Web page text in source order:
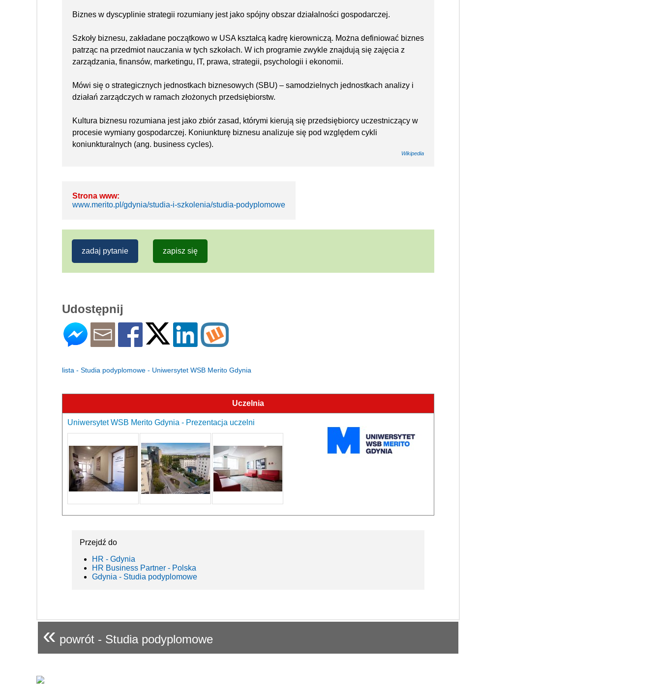
Biznes w dyscyplinie strategii rozumiany jest jako spójny obszar działalności gospodarczej.
Szkoły biznesu, zakładane początkowo w USA kształcą kadrę kierowniczą. Można definiować biznes
patrząc na przedmiot nauczania w tych szkołach. W ich programie zwykle znajdują się zajęcia z
zarządzania, finansów, marketingu, IT, prawa, strategii, psychologii i ekonomii.
Mówi się o strategicznych jednostkach biznesowych (SBU) – samodzielnych jednostkach analizy i
działań zarządczych w ramach złożonych przedsiębiorstw.
Kultura biznesu rozumiana jest jako zbiór zasad, którymi kierują się przedsiębiorcy uczestniczący w
procesie wymiany gospodarczej. Koniunkturę biznesu analizuje się pod względem cykli
koniunkturalnych (ang. business cycles).
Wikipedia
Strona www:
www.merito.pl/gdynia/studia-i-szkolenia/studia-podyplomowe
zadaj pytanie zapisz się
Udostępnij
lista - Studia podyplomowe - Uniwersytet WSB Merito Gdynia
Uczelnia
Uniwersytet WSB Merito Gdynia - Prezentacja uczelni
Przejdź do
HR - Gdynia
HR Business Partner - Polska
Gdynia - Studia podyplomowe
« powrót - Studia podyplomowe